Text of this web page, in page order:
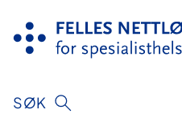
innhold
SØK